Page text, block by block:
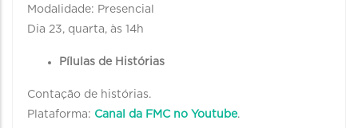
Modalidade: Presencial
Dia 23, quarta, às 14h
Pílulas de Histórias
Contação de histórias.
Plataforma: Canal da FMC no Youtube.